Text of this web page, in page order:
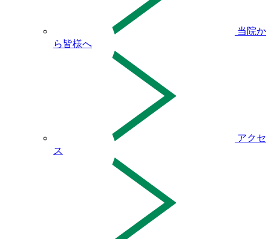
当院か
ら皆様へ
アクセ
ス